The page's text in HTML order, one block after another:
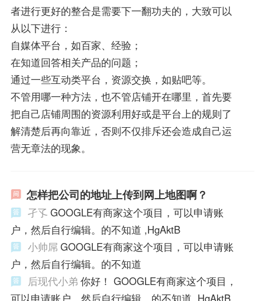
者进行更好的整合是需要下一翻功夫的，大致可以
从以下进行：
自媒体平台，如百家、经验；
在知道回答相关产品的问题；
通过一些互动类平台，资源交换，如贴吧等。
不管用哪一种方法，也不管店铺开在哪里，首先要
把自己店铺周围的资源利用好或是平台上的规则了
解清楚后再向靠近，否则不仅排斥还会造成自己运
营无章法的现象。
怎样把公司的地址上传到网上地图啊？
孑孓 GOOGLE有商家这个项目，可以申请账
户，然后自行编辑。的不知道 ,HgAktB
小帅屌 GOOGLE有商家这个项目，可以申请账
户，然后自行编辑。的不知道
后现代小弟 你好！ GOOGLE有商家这个项目，
可以申请账户，然后自行编辑。的不知道 ,HgAktB